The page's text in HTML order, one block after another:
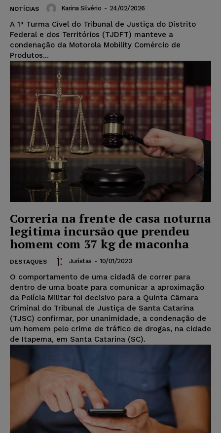
NOTÍCIAS Karina Silvério - 24/02/2026
A 1ª Turma Cível do Tribunal de Justiça do Distrito
Federal e dos Territórios (TJDFT) manteve a
condenação da Motorola Mobility Comércio de
Produtos...
Correria na frente de casa noturna
legitima incursão que prendeu
homem com 37 kg de maconha
DESTAQUES Juristas - 10/01/2023
O comportamento de uma cidadã de correr para
dentro de uma boate para comunicar a aproximação
da Polícia Militar foi decisivo para a Quinta Câmara
Criminal do Tribunal de Justiça de Santa Catarina
(TJSC) confirmar, por unanimidade, a condenação de
um homem pelo crime de tráfico de drogas, na cidade
de Itapema, em Santa Catarina (SC).